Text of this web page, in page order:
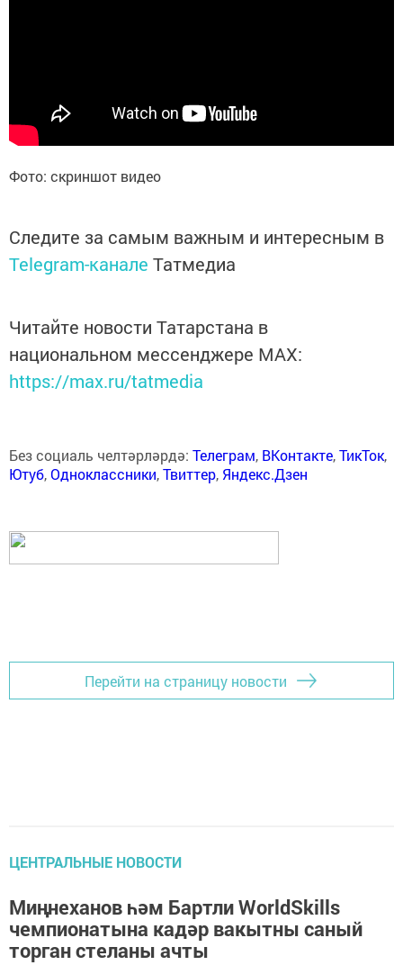
Фото: скриншот видео
Следите за самым важным и интересным в
Telegram-канале Татмедиа
Читайте новости Татарстана в
национальном мессенджере MАХ:
https://max.ru/tatmedia
Без социаль челтәрләрдә: Телеграм, ВКонтакте,ТикТок,
Ютуб,Одноклассники,Твиттер, Яндекс.Дзен
Перейти на страницу новости
ЦЕНТРАЛЬНЫЕ НОВОСТИ
Миңнеханов һәм Бартли WorldSkills
чемпионатына кадәр вакытны саный
торган стеланы ачты